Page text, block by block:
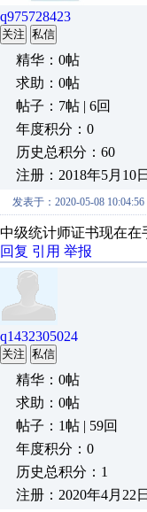
q975728423
关注 私信
精华：0帖
求助：0帖
帖子：7帖 | 6回
年度积分：0
历史总积分：60
注册：2018年5月10日
发表于：2020-05-08 10:04:56
中级统计师证书现在在
回复 引用 举报
q1432305024
关注 私信
精华：0帖
求助：0帖
帖子：1帖 | 59回
年度积分：0
历史总积分：1
注册：2020年4月22日